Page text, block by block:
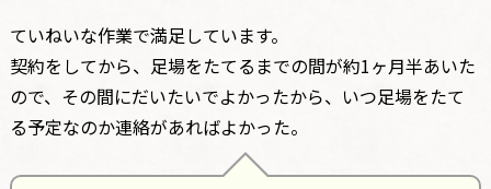
ていねいな作業で満足しています。
契約をしてから、足場をたてるまでの間が約1ヶ月半あいた
ので、その間にだいたいでよかったから、いつ足場をたて
る予定なのか連絡があればよかった。